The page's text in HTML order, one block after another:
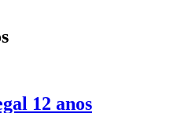
12 anos